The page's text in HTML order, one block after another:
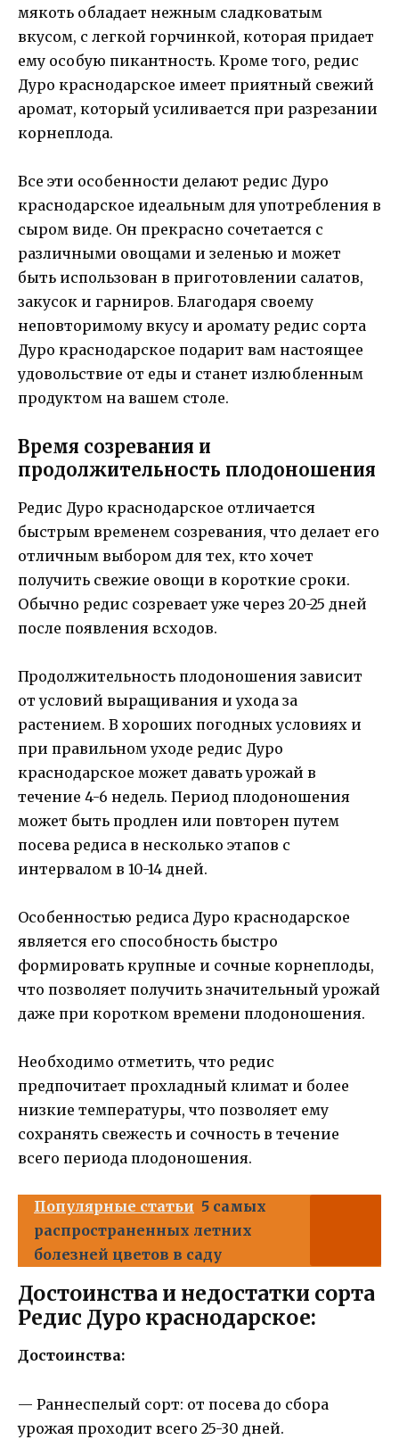
мякоть обладает нежным сладковатым
вкусом, с легкой горчинкой, которая придает
ему особую пикантность. Кроме того, редис
Дуро краснодарское имеет приятный свежий
аромат, который усиливается при разрезании
корнеплода.
Все эти особенности делают редис Дуро
краснодарское идеальным для употребления в
сыром виде. Он прекрасно сочетается с
различными овощами и зеленью и может
быть использован в приготовлении салатов,
закусок и гарниров. Благодаря своему
неповторимому вкусу и аромату редис сорта
Дуро краснодарское подарит вам настоящее
удовольствие от еды и станет излюбленным
продуктом на вашем столе.
Время созревания и
продолжительность плодоношения
Редис Дуро краснодарское отличается
быстрым временем созревания, что делает его
отличным выбором для тех, кто хочет
получить свежие овощи в короткие сроки.
Обычно редис созревает уже через 20-25 дней
после появления всходов.
Продолжительность плодоношения зависит
от условий выращивания и ухода за
растением. В хороших погодных условиях и
при правильном уходе редис Дуро
краснодарское может давать урожай в
течение 4-6 недель. Период плодоношения
может быть продлен или повторен путем
посева редиса в несколько этапов с
интервалом в 10-14 дней.
Особенностью редиса Дуро краснодарское
является его способность быстро
формировать крупные и сочные корнеплоды,
что позволяет получить значительный урожай
даже при коротком времени плодоношения.
Необходимо отметить, что редис
предпочитает прохладный климат и более
низкие температуры, что позволяет ему
сохранять свежесть и сочность в течение
всего периода плодоношения.
Популярные статьи 5 самых
распространенных летних
болезней цветов в саду
Достоинства и недостатки сорта
Редис Дуро краснодарское:
Достоинства:
— Раннеспелый сорт: от посева до сбора
урожая проходит всего 25-30 дней.